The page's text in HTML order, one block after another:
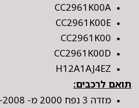
CC2961K00A
CC2961K00E
CC2961K00
CC2961K00D
H12A1AJ4EZ
תואם לרכבים:
מזדה 3 נפח 2000 מ- 2004-2008